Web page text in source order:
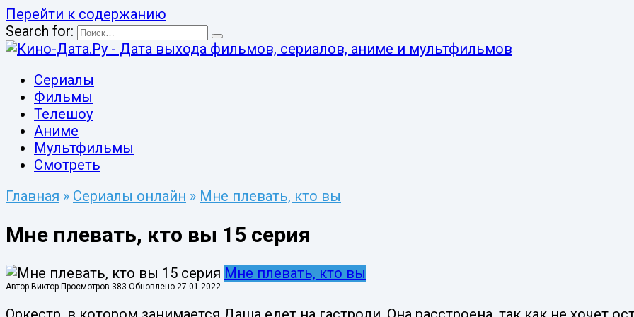
Перейти к содержанию
Search for:
Сериалы
Фильмы
Телешоу
Аниме
Мультфильмы
Смотреть
Главная » Сериалы онлайн » Мне плевать, кто вы
Мне плевать, кто вы 15 серия
Мне плевать, кто вы
Автор Виктор Просмотров 383 Обновлено 27.01.2022